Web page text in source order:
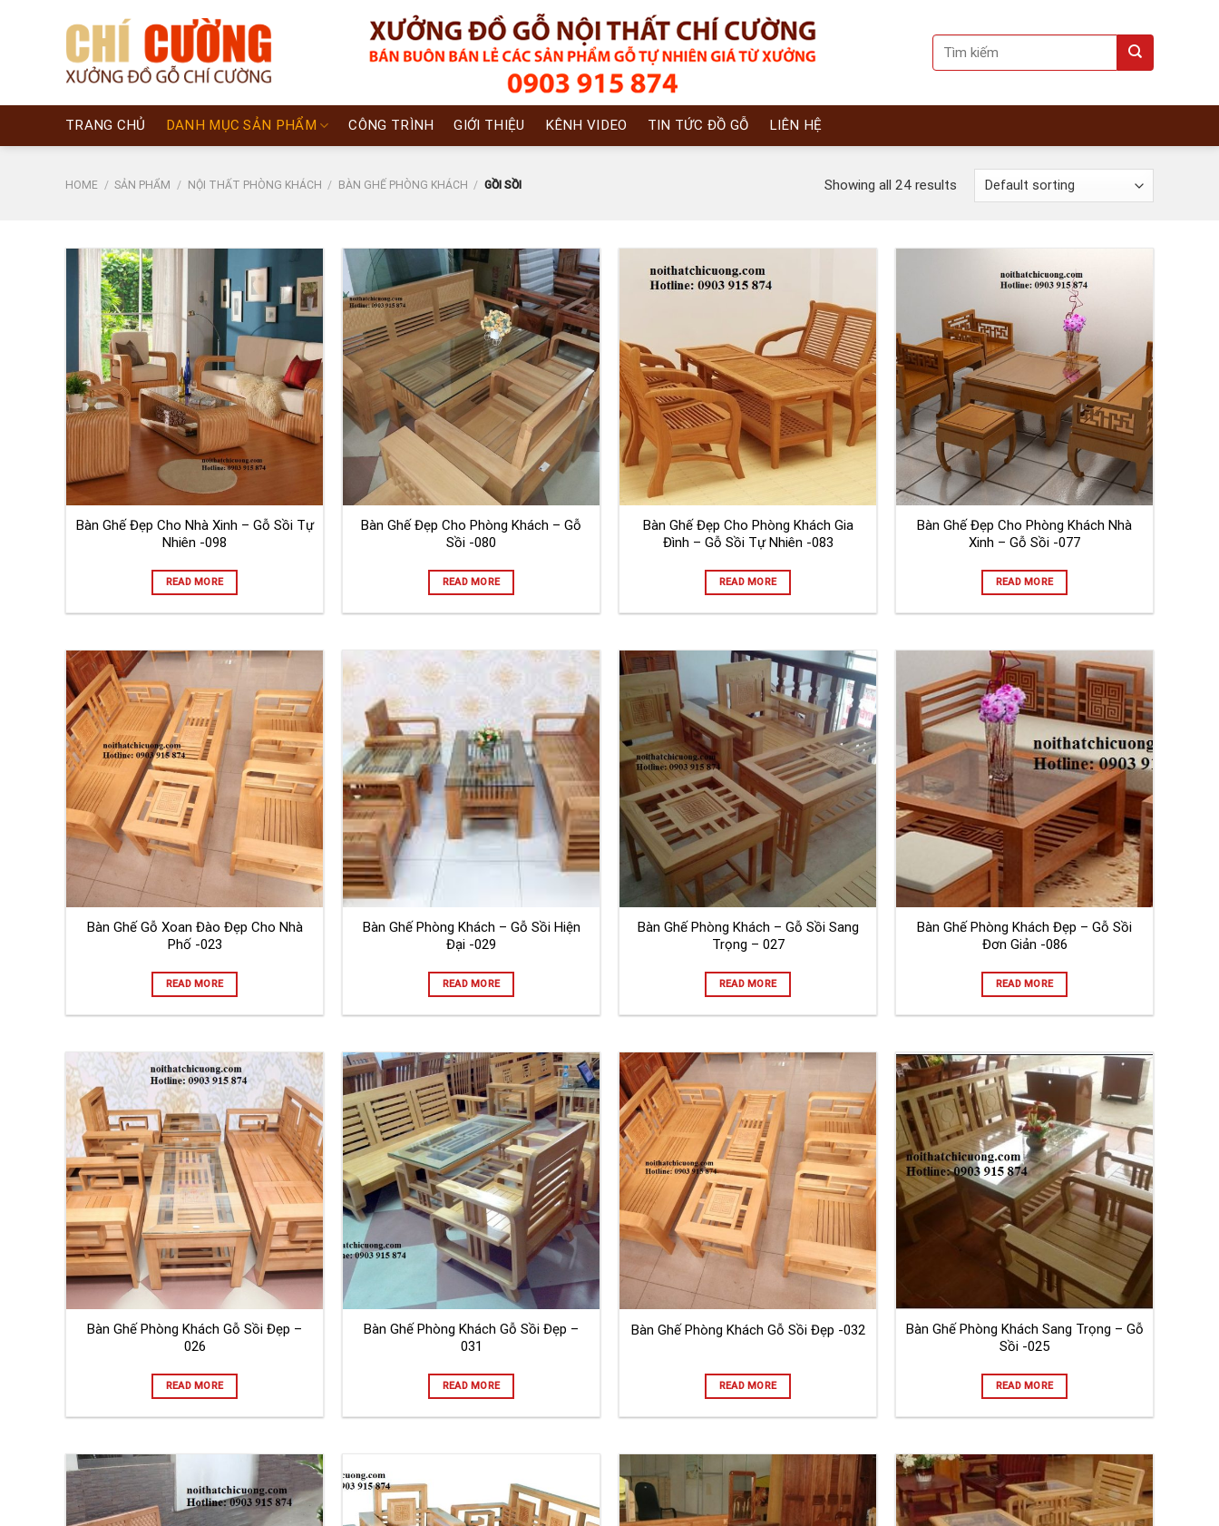
Search
for:
TRANG CHỦ DANH MỤC SẢN PHẨM CÔNG TRÌNH GIỚI THIỆU KÊNH VIDEO TIN TỨC ĐỒ GỖ LIÊN HỆ
HOME / SẢN PHẨM / NỘI THẤT PHÒNG KHÁCH / BÀN GHẾ PHÒNG KHÁCH / GỒI SỒI Showing all 24 results
Bàn Ghế Đẹp Cho Nhà Xinh – Gỗ Sồi Tự
Nhiên -098
READ MORE
Bàn Ghế Đẹp Cho Phòng Khách – Gỗ
Sồi -080
READ MORE
Bàn Ghế Đẹp Cho Phòng Khách Gia
Đình – Gỗ Sồi Tự Nhiên -083
READ MORE
Bàn Ghế Đẹp Cho Phòng Khách Nhà
Xinh – Gỗ Sồi -077
READ MORE
Bàn Ghế Gỗ Xoan Đào Đẹp Cho Nhà
Phố -023
READ MORE
Bàn Ghế Phòng Khách – Gỗ Sồi Hiện
Đại -029
READ MORE
Bàn Ghế Phòng Khách – Gỗ Sồi Sang
Trọng – 027
READ MORE
Bàn Ghế Phòng Khách Đẹp – Gỗ Sồi
Đơn Giản -086
READ MORE
Bàn Ghế Phòng Khách Gỗ Sồi Đẹp –
026
READ MORE
Bàn Ghế Phòng Khách Gỗ Sồi Đẹp –
031
READ MORE
Bàn Ghế Phòng Khách Gỗ Sồi Đẹp -032
READ MORE
Bàn Ghế Phòng Khách Sang Trọng – Gỗ
Sồi -025
READ MORE